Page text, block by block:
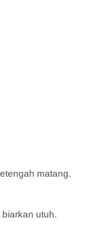
matang.
utuh.